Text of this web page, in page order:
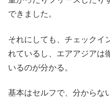
できました。
それにしても、チェックイ
れているし、エアアジアは
いるのが分かる。
基本はセルフで、分からな